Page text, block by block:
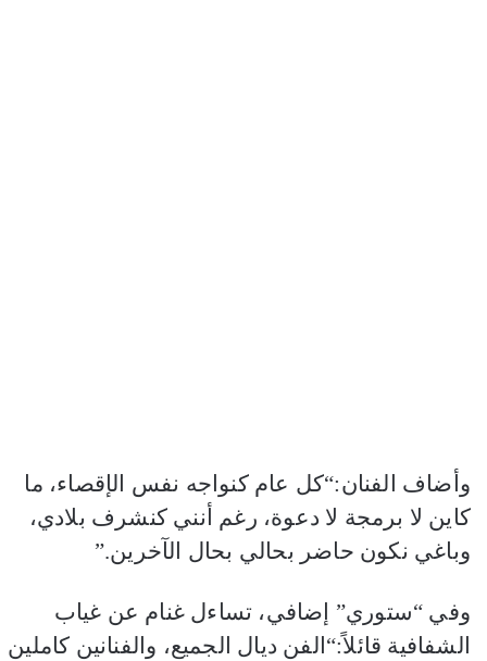
وأضاف الفنان:“كل عام كنواجه نفس الإقصاء، ما
كاين لا برمجة لا دعوة، رغم أنني كنشرف بلادي،
وباغي نكون حاضر بحالي بحال الآخرين.”
وفي “ستوري” إضافي، تساءل غنام عن غياب
الشفافية قائلاً:“الفن ديال الجميع، والفنانين كاملين